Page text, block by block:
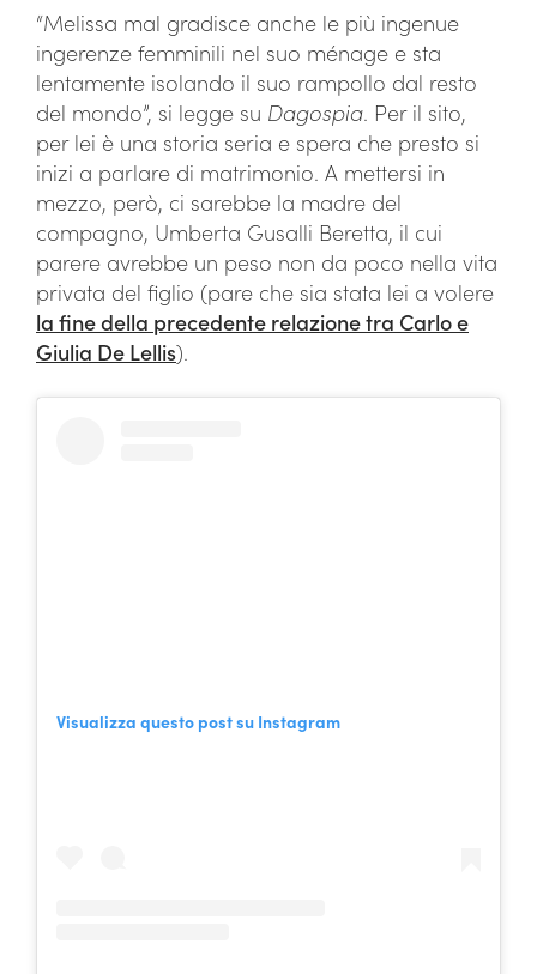
“Melissa mal gradisce anche le più ingenue
ingerenze femminili nel suo ménage e sta
lentamente isolando il suo rampollo dal resto
del mondo”, si legge su Dagospia. Per il sito,
per lei è una storia seria e spera che presto si
inizi a parlare di matrimonio. A mettersi in
mezzo, però, ci sarebbe la madre del
compagno, Umberta Gusalli Beretta, il cui
parere avrebbe un peso non da poco nella vita
privata del figlio (pare che sia stata lei a volere
la fine della precedente relazione tra Carlo e
Giulia De Lellis).
Visualizza questo post su Instagram